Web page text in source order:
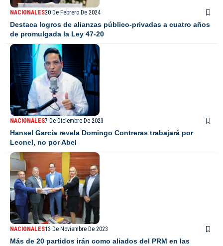
NACIONALES20 De Febrero De 2024
Destaca logros de alianzas público-privadas a cuatro años
de promulgada la Ley 47-20
NACIONALES7 De Diciembre De 2023
Hansel García revela Domingo Contreras trabajará por
Leonel, no por Abel
NACIONALES13 De Noviembre De 2023
Más de 20 partidos irán como aliados del PRM en las